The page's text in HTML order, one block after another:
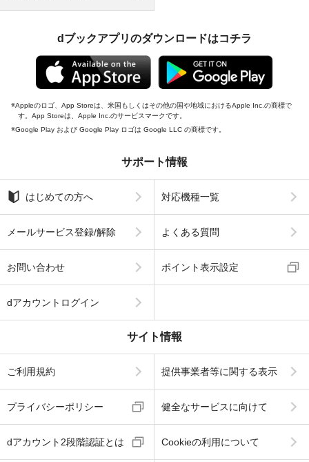
dブックアプリのダウンロードはコチラ
Appleのロゴ、App Storeは、米国もしくはその他の国や地域におけるApple Inc.の商標で
す。App Storeは、Apple Inc.のサービスマークです。
Google Play および Google Play ロゴは Google LLC の商標です。
サポート情報
はじめての方へ 対応機種一覧
メールサービス登録/解除 よくある質問
お問い合わせ ポイント表示設定
dアカウントログイン
サイト情報
ご利用規約 提供事業者等に関する表示
プライバシーポリシー 健全なサービスに向けて
dアカウント2段階認証とは Cookieの利用について